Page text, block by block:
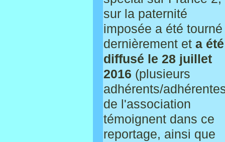
sur la paternité
imposée a été tourné
dernièrement et a été
diffusé le 28 juillet
2016 (plusieurs
adhérents/
de l'association
témoignent dans ce
reportage, ainsi que